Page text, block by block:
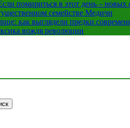
помириться в этот день – новых
семействе Медичи
как выглядели предки
вождя революции